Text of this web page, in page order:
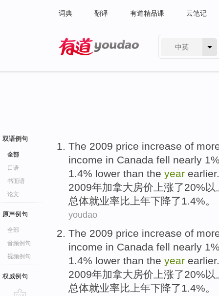
词典 翻译 有道精品课 云笔记
中英
双语例句
全部
口语
书面语
论文
原声例句
全部
音频例句
视频例句
权威例句
The 2009 price increase of
income in Canada fell nearly
1.4% lower than the year earlier.
2009年加拿大房价 上涨了20%以
总体就业率比 上年下降了1.4%。
youdao
The 2009 price increase of
income in Canada fell nearly
1.4% lower than the year earlier.
2009年加拿大房价 上涨了20%以
总体就业率比 上年下降了1.4%。